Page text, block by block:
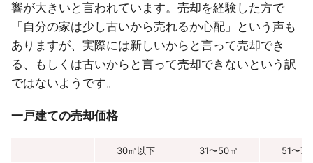
響が大きいと言われています。売却を経験した方で
「自分の家は少し古いから売れるか心配」という声も
ありますが、実際には新しいからと言って売却でき
る、もしくは古いからと言って売却できないという訳
ではないようです。
一戸建ての売却価格
30㎡以下 31〜50㎡ 51〜70